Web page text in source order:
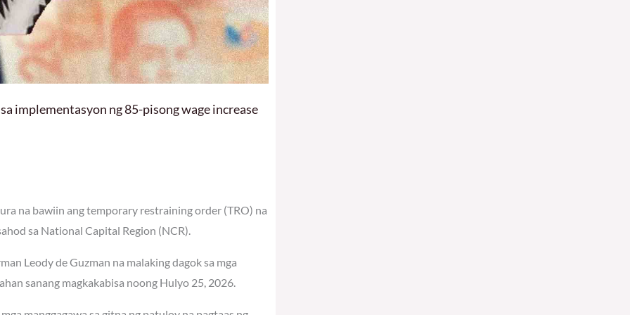
implementasyon ng 85-pisong wage increase
na bawiin ang temporary restraining order (TRO) na
sa National Capital Region (NCR).
Leody de Guzman na malaking dagok sa mga
sanang magkakabisa noong Hulyo 25, 2026.